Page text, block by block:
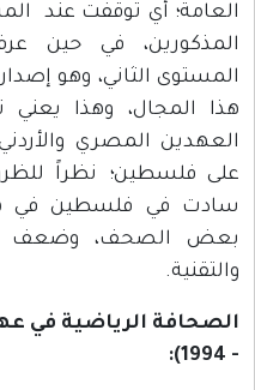
العامة؛ أي توقفت عند
المذكورين، في حين
المستوى الثاني، وهو
هذا المجال، وهذا يعني
العهدين المصري
على فلسطين؛ نظراً
سادت في فلسطين في هذه
بعض الصحف، وضعف
والتقنية.
- 1994):